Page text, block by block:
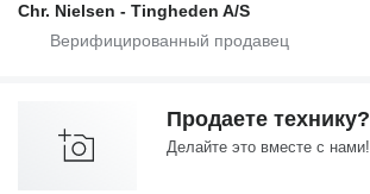
Chr. Nielsen - Tingheden A/S
Продаете технику?
Делайте это вместе с нами!